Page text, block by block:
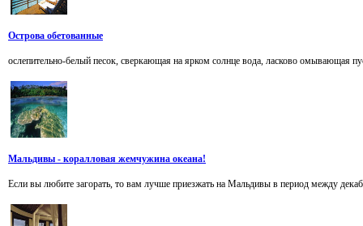
Острова обетованные
ослепительно-белый песок, сверкающая на ярком солнце вода, ласково омывающая
Мальдивы - коралловая жемчужина океана!
Если вы любите загорать, то вам лучше приезжать на Мальдивы в период между